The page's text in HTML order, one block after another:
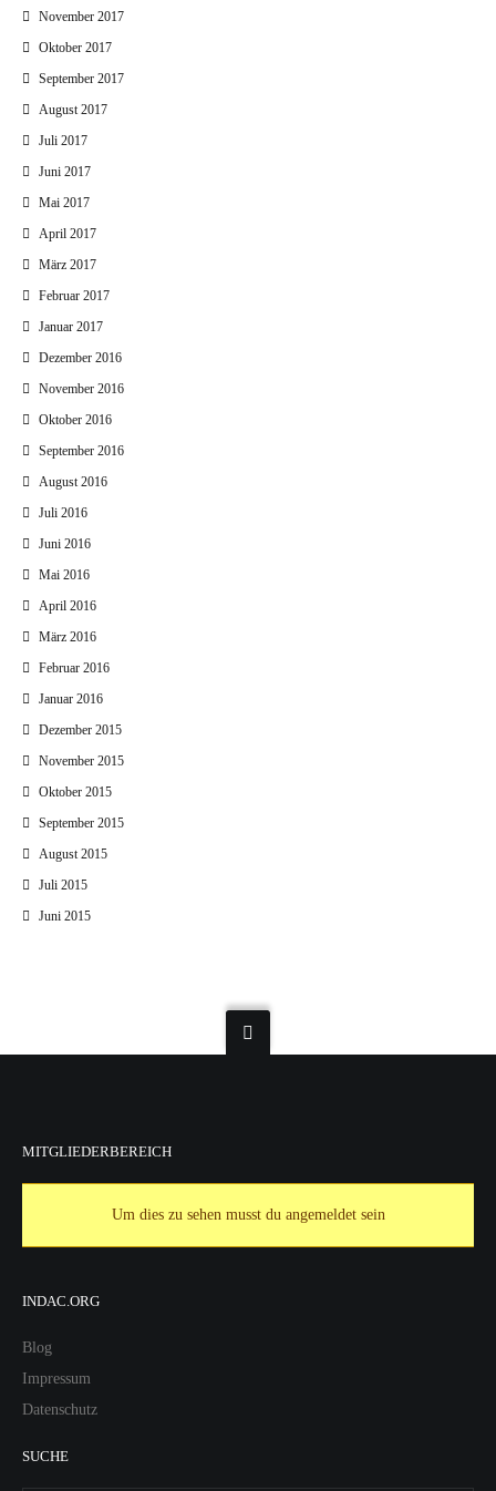
November 2017
Oktober 2017
September 2017
August 2017
Juli 2017
Juni 2017
Mai 2017
April 2017
März 2017
Februar 2017
Januar 2017
Dezember 2016
November 2016
Oktober 2016
September 2016
August 2016
Juli 2016
Juni 2016
Mai 2016
April 2016
März 2016
Februar 2016
Januar 2016
Dezember 2015
November 2015
Oktober 2015
September 2015
August 2015
Juli 2015
Juni 2015
MITGLIEDERBEREICH
Um dies zu sehen musst du angemeldet sein
INDAC.ORG
Blog
Impressum
Datenschutz
SUCHE